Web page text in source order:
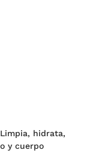
hidrata,
y cuerpo